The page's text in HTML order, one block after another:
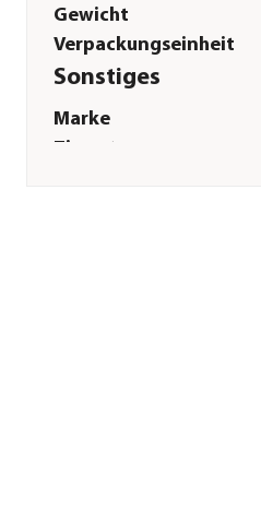
Gewicht
Verpackungseinheit
Sonstiges
Marke
Tierart